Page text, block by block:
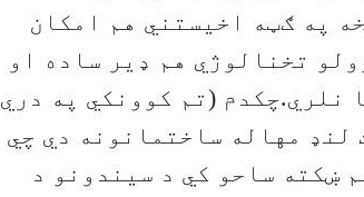
په ګټه اخیستني هم امکان
تخنالوژي هم ډير ساده او
نلري.چکدم (تم کوونکي په دري
لنډ مهاله ساختمانونه دي چي
ښکته ساحو کي د سیندونو د